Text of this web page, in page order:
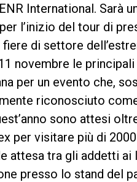
International. Sarà
l’inizio del tour di
di settore
novembre le
per un evento che,
riconosciuto
sono attesi
per visitare più di
attesa tra gli addetti
presso lo stand del